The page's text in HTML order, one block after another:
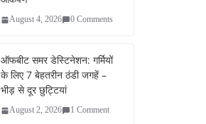
August 4, 2026 0 Comments
ऑफबीट समर डेस्टिनेशन: गर्मियों
के लिए 7 बेहतरीन ठंडी जगहें –
भीड़ से दूर छुट्टियां
August 2, 2026 1 Comment